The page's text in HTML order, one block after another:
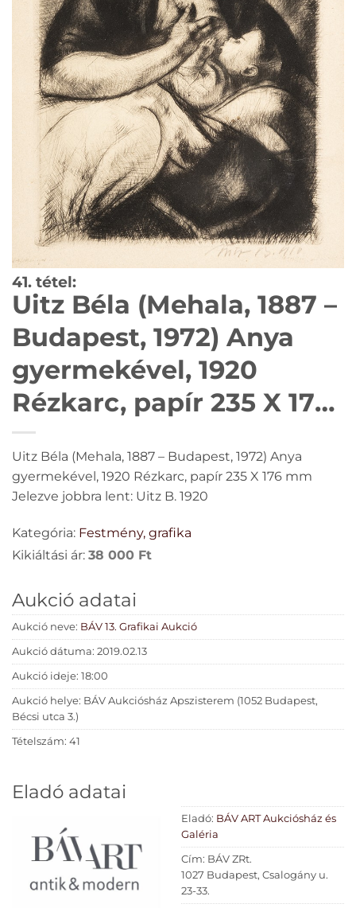
41. tétel:
Uitz Béla (Mehala, 1887 –
Budapest, 1972) Anya
gyermekével, 1920
Rézkarc, papír 235 X 176
mm Jelezve jobbra lent:
Uitz B. 1920
Uitz Béla (Mehala, 1887 – Budapest, 1972) Anya
gyermekével, 1920 Rézkarc, papír 235 X 176 mm
Jelezve jobbra lent: Uitz B. 1920
Kategória: Festmény, grafika
Kikiáltási ár: 38 000 Ft
Aukció adatai
Aukció neve: BÁV 13. Grafikai Aukció
Aukció dátuma: 2019.02.13
Aukció ideje: 18:00
Aukció helye: BÁV Aukciósház Apszisterem (1052 Budapest,
Bécsi utca 3.)
Tételszám: 41
Eladó adatai
Eladó: BÁV ART Aukciósház és
Galéria
Cím: BÁV ZRt.
1027 Budapest, Csalogány u.
23-33.